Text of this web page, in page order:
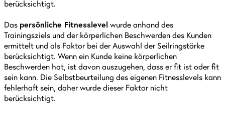
berücksichtigt.
Das persönliche Fitnesslevel wurde anhand des
Trainingsziels und der körperlichen Beschwerden des Kunden
ermittelt und als Faktor bei der Auswahl der Seilringstärke
berücksichtigt. Wenn ein Kunde keine körperlichen
Beschwerden hat, ist davon auszugehen, dass er fit ist oder fit
sein kann. Die Selbstbeurteilung des eigenen Fitnesslevels kann
fehlerhaft sein, daher wurde dieser Faktor nicht
berücksichtigt.